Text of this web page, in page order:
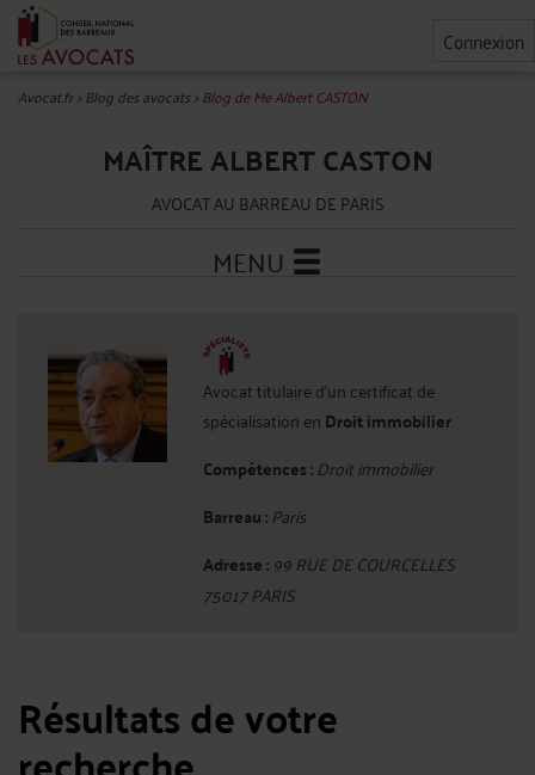
Connexion
Avocat.fr>Blog des avocats>Blog de Me Albert CASTON
MAÎTRE ALBERT CASTON
AVOCAT AU BARREAU DE PARIS
MENU
Avocat titulaire d'un certificat de
spécialisation en Droit immobilier
Compétences : Droit immobilier
Barreau : Paris
Adresse : 99 RUE DE COURCELLES
75017 PARIS
Résultats de votre